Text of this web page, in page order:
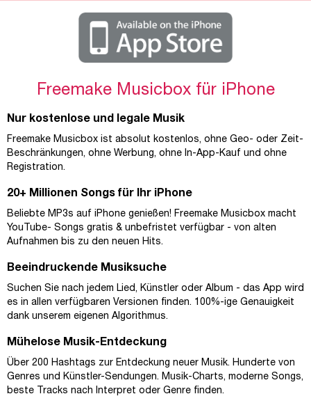
Freemake Musicbox für iPhone
Nur kostenlose und legale Musik
Freemake Musicbox ist absolut kostenlos, ohne Geo- oder Zeit-
Beschränkungen, ohne Werbung, ohne In-App-Kauf und ohne
Registration.
20+ Millionen Songs für Ihr iPhone
Beliebte MP3s auf iPhone genießen! Freemake Musicbox macht
YouTube- Songs gratis & unbefristet verfügbar - von alten
Aufnahmen bis zu den neuen Hits.
Beeindruckende Musiksuche
Suchen Sie nach jedem Lied, Künstler oder Album - das App wird
es in allen verfügbaren Versionen finden. 100%-ige Genauigkeit
dank unserem eigenen Algorithmus.
Mühelose Musik-Entdeckung
Über 200 Hashtags zur Entdeckung neuer Musik. Hunderte von
Genres und Künstler-Sendungen. Musik-Charts, moderne Songs,
beste Tracks nach Interpret oder Genre finden.